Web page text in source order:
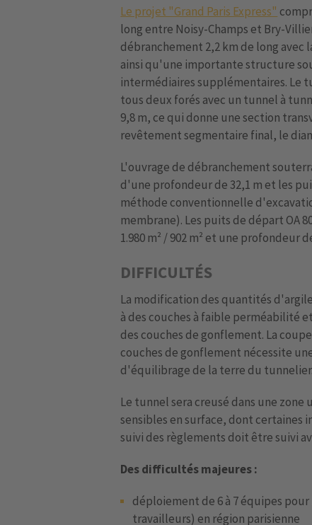
Le projet "Grand Paris Express"
long entre Noisy-Champs et Bry-
débranchement 2,2 km de long
ainsi qu'une importante structure
intermédiaires supplémentaires. Le
tous deux forés avec un tunnel à
9,8 m, ce qui donne une section
revêtement segmentaire final, le
L'ouvrage de débranchement
d'une profondeur de 32,1 m et les
méthode conventionnelle
membrane). Les puits de départ OA
1.980 m² / 902 m² et une profondeur
DIFFICULTÉS
La modification des quantités
à des couches à faible perméabilité
des couches de gonflement. La
couches de gonflement nécessite
d'équilibrage de la terre du tunnelier.
Le tunnel sera creusé dans une
sensibles en surface, dont certaines
suivi des règlements doit être suivi
Des difficultés majeures :
déploiement de 6 à 7 équipes
travailleurs) en région parisienne